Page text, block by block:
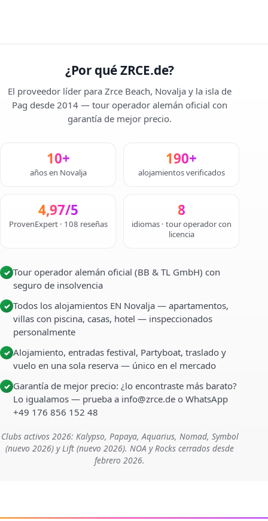
¿Por qué ZRCE.de?
El proveedor líder para Zrce Beach, Novalja y la isla de
Pag desde 2014 — tour operador alemán oficial con
garantía de mejor precio.
10+
años en Novalja
190+
alojamientos verificados
4,97/5
ProvenExpert · 108 reseñas
8
idiomas · tour operador con
licencia
✓ Tour operador alemán oficial (BB & TL GmbH) con
seguro de insolvencia
✓ Todos los alojamientos EN Novalja — apartamentos,
villas con piscina, casas, hotel — inspeccionados
personalmente
✓ Alojamiento, entradas festival, Partyboat, traslado y
vuelo en una sola reserva — único en el mercado
✓ Garantía de mejor precio: ¿lo encontraste más barato?
Lo igualamos — prueba a info@zrce.de o WhatsApp
+49 176 856 152 48
Clubs activos 2026: Kalypso, Papaya, Aquarius, Nomad, Symbol
(nuevo 2026) y Lift (nuevo 2026). NOA y Rocks cerrados desde
febrero 2026.